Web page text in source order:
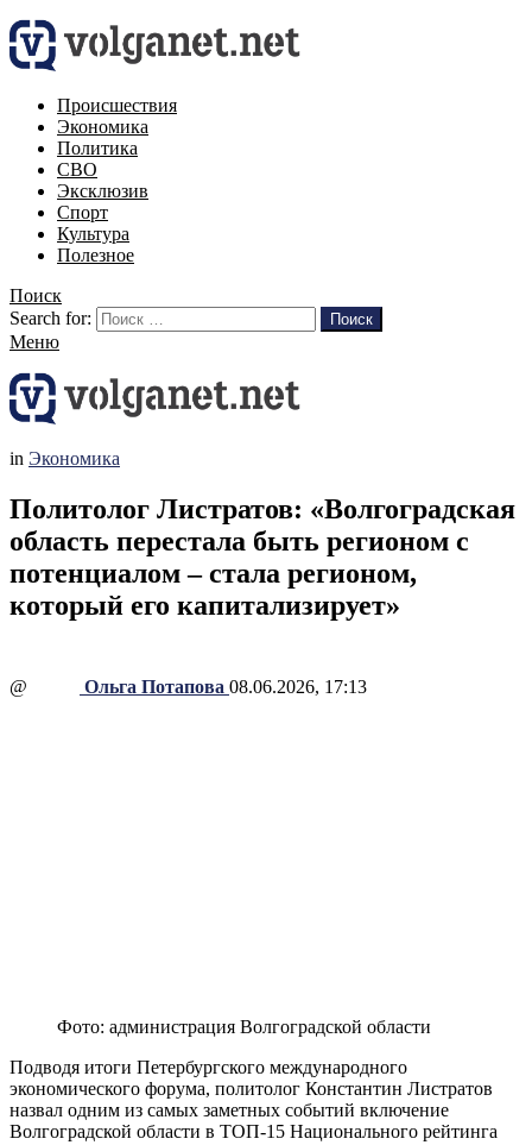
Происшествия
Экономика
Политика
СВО
Эксклюзив
Спорт
Культура
Полезное
Поиск
Search for:
Поиск
Меню
in Экономика
Политолог Листратов: «Волгоградская
область перестала быть регионом с
потенциалом – стала регионом,
который его капитализирует»
@ Ольга Потапова 08.06.2026, 17:13
Фото: администрация Волгоградской области
Подводя итоги Петербургского международного
экономического форума, политолог Константин Листратов
назвал одним из самых заметных событий включение
Волгоградской области в ТОП-15 Национального рейтинга